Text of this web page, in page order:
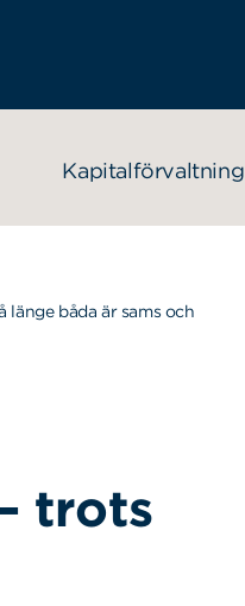
Kapitalförvaltning
länge båda är sams och
trots